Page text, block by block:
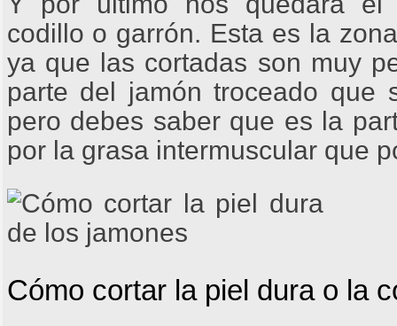
codillo o garrón. Esta es la
ya que las cortadas son muy
parte del jamón troceado que
pero debes saber que es la
por la grasa intermuscular que
Cómo cortar la piel dura o la